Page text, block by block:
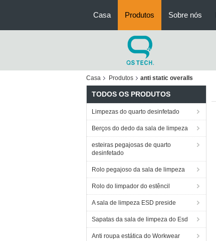
Casa Produtos Sobre nós
Casa Produtos anti static overalls
TODOS OS PRODUTOS
Limpezas do quarto desinfetado
Berços do dedo da sala de limpeza
esteiras pegajosas de quarto
desinfetado
Rolo pegajoso da sala de limpeza
Rolo do limpador do estêncil
A sala de limpeza ESD preside
Sapatas da sala de limpeza do Esd
Anti roupa estática do Workwear